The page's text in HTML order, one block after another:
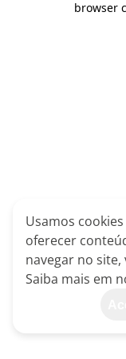
browser
Usamos
oferecer
navegar no
Saiba mais em